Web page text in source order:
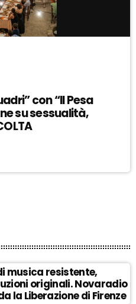
con “Il Pesa
su sessualità,
musica resistente,
originali. Novaradio
la Liberazione di Firenze